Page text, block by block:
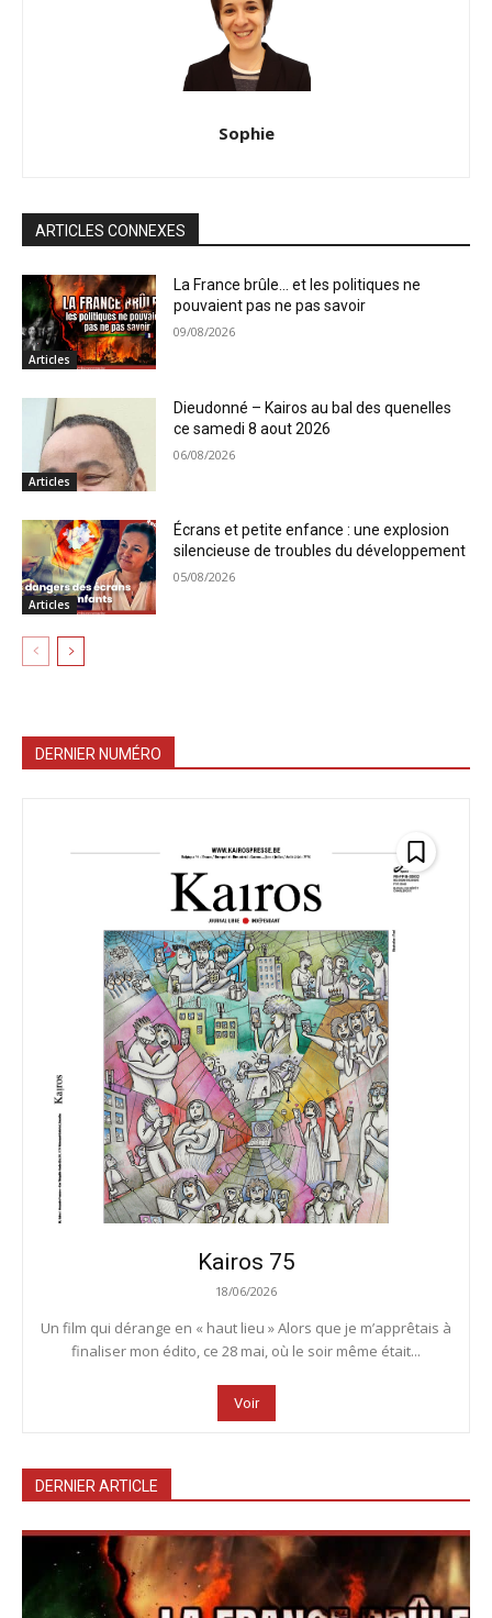
Sophie
ARTICLES CONNEXES
Articles
La France brûle… et les politiques ne
pouvaient pas ne pas savoir
09/08/2026
Articles
Dieudonné – Kairos au bal des quenelles
ce samedi 8 aout 2026
06/08/2026
Articles
Écrans et petite enfance : une explosion
silencieuse de troubles du développement
05/08/2026
DERNIER NUMÉRO
Kairos 75
18/06/2026
Un film qui dérange en « haut lieu » Alors que je m’apprêtais à
finaliser mon édito, ce 28 mai, où le soir même était...
Voir
DERNIER ARTICLE